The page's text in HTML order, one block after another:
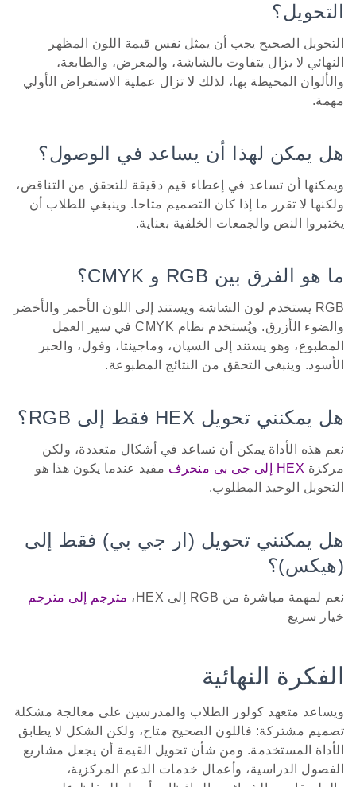
التحويل؟
التحويل الصحيح يجب أن يمثل نفس قيمة اللون المظهر
النهائي لا يزال يتفاوت بالشاشة، والمعرض، والطابعة،
والألوان المحيطة بها، لذلك لا تزال عملية الاستعراض الأولي
مهمة.
هل يمكن لهذا أن يساعد في الوصول؟
ويمكنها أن تساعد في إعطاء قيم دقيقة للتحقق من التناقض،
ولكنها لا تقرر ما إذا كان التصميم متاحا. وينبغي للطلاب أن
يختبروا النص والجمعات الخلفية بعناية.
ما هو الفرق بين RGB و CMYK؟
RGB يستخدم لون الشاشة ويستند إلى اللون الأحمر والأخضر
والضوء الأزرق. ويُستخدم نظام CMYK في سير العمل
المطبوع، وهو يستند إلى السيان، وماجينتا، وفول، والحبر
الأسود. وينبغي التحقق من النتائج المطبوعة.
هل يمكنني تحويل HEX فقط إلى RGB؟
نعم هذه الأداة يمكن أن تساعد في أشكال متعددة، ولكن
مركزة HEX إلى جى بى منحرف
مفيد عندما يكون هذا هو
التحويل الوحيد المطلوب.
هل يمكنني تحويل (ار جي بي) فقط إلى
(هيكس)؟
نعم لمهمة مباشرة من RGB إلى HEX،
مترجم إلى مترجم
خيار سريع
الفكرة النهائية
ويساعد متعهد كولور الطلاب والمدرسين على معالجة مشكلة
تصميم مشتركة: فاللون الصحيح متاح، ولكن الشكل لا يطابق
الأداة المستخدمة. ومن شأن تحويل القيمة أن يجعل مشاريع
الفصول الدراسية، وأعمال خدمات الدعم المركزية،